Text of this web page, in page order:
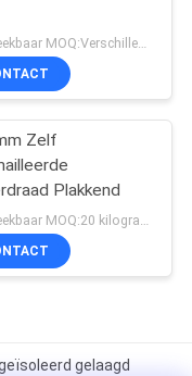
Zelf
Plakkend
gelaagd